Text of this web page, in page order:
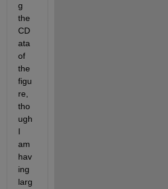
g
the
CD
ata
of
the
figu
re,
tho
ugh
I
am
hav
ing
larg